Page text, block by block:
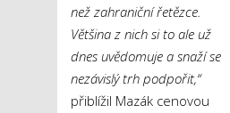
než zahraniční řetězce.
Většina z nich si to ale už
dnes uvědomuje a snaží se
nezávislý trh podpořit,“
přiblížil Mazák cenovou